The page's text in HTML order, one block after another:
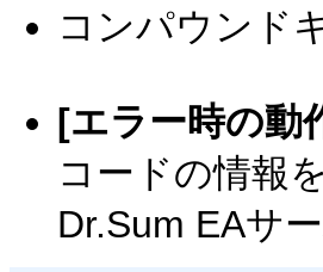
コンパウンド
[エラー時の動
コードの情報
Dr.Sum EAサ